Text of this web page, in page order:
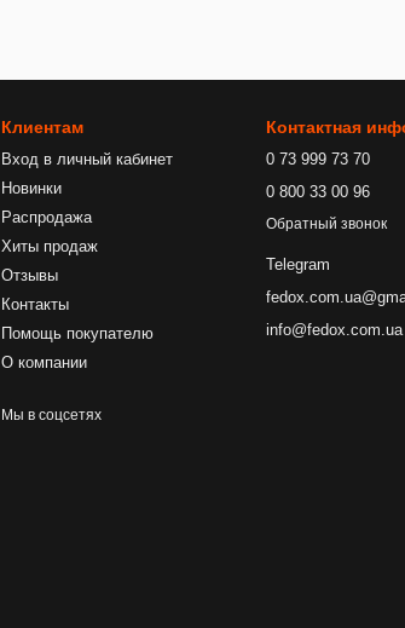
Клиентам
Вход в личный кабинет
Новинки
Распродажа
Хиты продаж
Отзывы
Контакты
Помощь покупателю
О компании
Мы в соцсетях
Контактная
0 73 999 73 70
0 800 33 00 96
Обратный звонок
Telegram
info@fedox.com.ua